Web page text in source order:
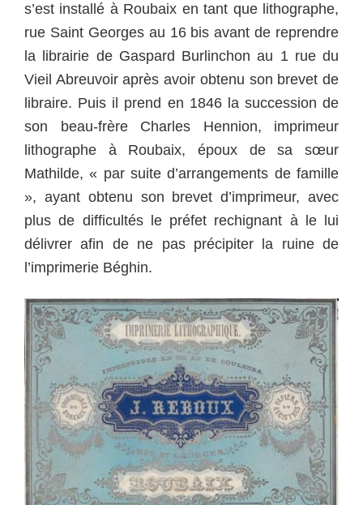
s’est installé à Roubaix en tant que lithographe,
rue Saint Georges au 16 bis avant de reprendre
la librairie de Gaspard Burlinchon au 1 rue du
Vieil Abreuvoir après avoir obtenu son brevet de
libraire. Puis il prend en 1846 la succession de
son beau-frère Charles Hennion, imprimeur
lithographe à Roubaix, époux de sa sœur
Mathilde, « par suite d’arrangements de famille
», ayant obtenu son brevet d’imprimeur, avec
plus de difficultés le préfet rechignant à le lui
délivrer afin de ne pas précipiter la ruine de
l’imprimerie Béghin.